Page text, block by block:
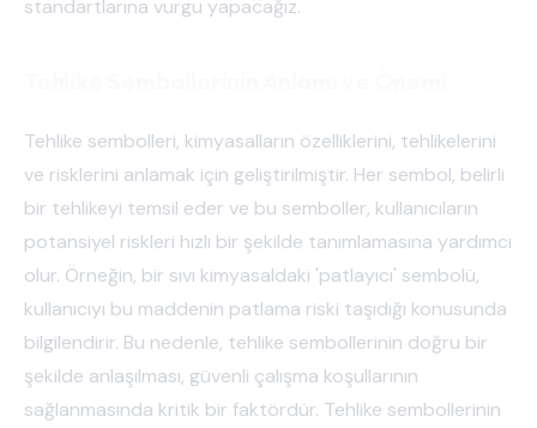
standartlarına vurgu yapacağız.
Tehlike sembolleri, kimyasalların özelliklerini, tehlikelerini
ve risklerini anlamak için geliştirilmiştir. Her sembol, belirli
bir tehlikeyi temsil eder ve bu semboller, kullanıcıların
potansiyel riskleri hızlı bir şekilde tanımlamasına yardımcı
olur. Örneğin, bir sıvı kimyasaldaki 'patlayıcı' sembolü,
kullanıcıyı bu maddenin patlama riski taşıdığı konusunda
bilgilendirir. Bu nedenle, tehlike sembollerinin doğru bir
şekilde anlaşılması, güvenli çalışma koşullarının
sağlanmasında kritik bir faktördür. Tehlike sembollerinin